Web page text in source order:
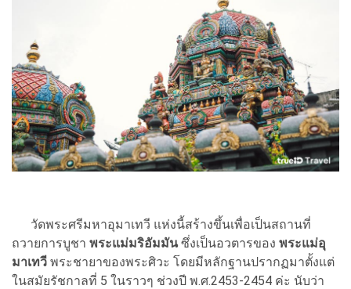
วัดพระศรีมหาอุมาเทวี แห่งนี้สร้างขึ้นเพื่อเป็นสถานที่
ถวายการบูชา พระแม่มริอัมมันซึ่งเป็นอวตารของ พระแม่อุ
มาเทวี พระชายาของพระศิวะ โดยมีหลักฐานปรากฏมาตั้งแต่
ในสมัยรัชกาลที่ 5 ในราวๆ ช่วงปี พ.ศ.2453-2454 ค่ะ นับว่า